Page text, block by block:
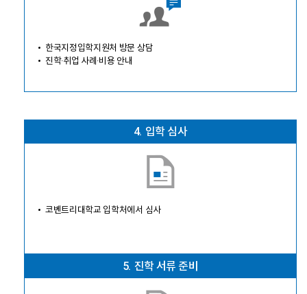
한국지정입학지원처 방문 상담
진학·취업 사례·비용 안내
4. 입학 심사
코벤트리대학교 입학처에서 심사
5. 진학 서류 준비